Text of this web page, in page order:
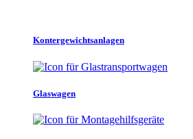
Kontergewichtsanlagen
Glaswagen